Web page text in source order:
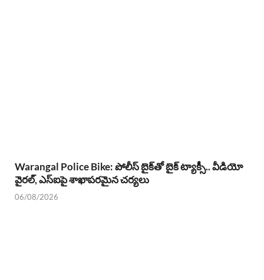
Warangal Police Bike: పోలీస్ బైక్‌తో బైక్ ట్యాక్సీ.. వీడియో
వైరల్, ఎస్‌ఐపై శాఖాపరమైన చర్యలు
06/08/2026